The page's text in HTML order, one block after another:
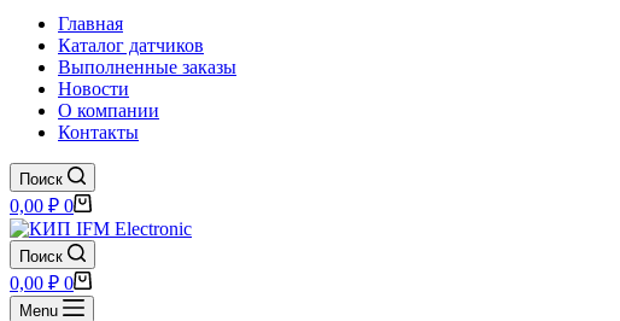
Главная
Каталог датчиков
Выполненные заказы
Новости
О компании
Контакты
Поиск
Корзина
0,00 ₽ 0
Поиск
Корзина
0,00 ₽ 0
Menu